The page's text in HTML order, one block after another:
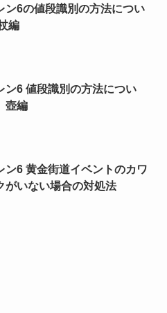
ン6の値段識別の方法につい
編
ン6 値段識別の方法につい
編
ン6 黄金街道イベントのカワ
がいない場合の対処法